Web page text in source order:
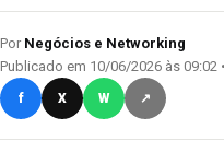
Por Negócios e Networking
Publicado em 10/06/2026 às 09:02
f X W ↗